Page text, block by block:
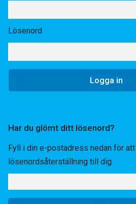
Lösenord
Har du glömt ditt lösenord?
Fyll i din e-postadress nedan för
lösenordsåterställning till dig.